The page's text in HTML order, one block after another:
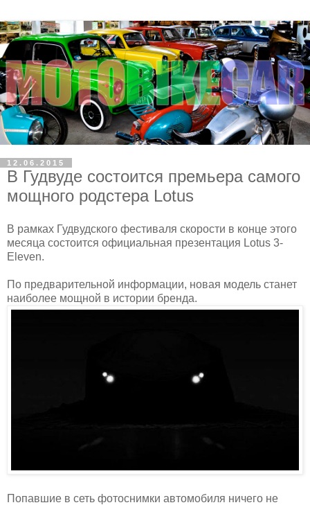
12.06.2015
В Гудвуде состоится премьера самого
мощного родстера Lotus
В рамках Гудвудского фестиваля скорости в конце этого
месяца состоится официальная презентация Lotus 3-
Eleven.
По предварительной информации, новая модель станет
наиболее мощной в истории бренда.
Попавшие в сеть фотоснимки автомобиля ничего не